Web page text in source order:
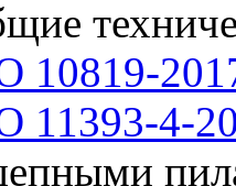
10819-
11393-4-